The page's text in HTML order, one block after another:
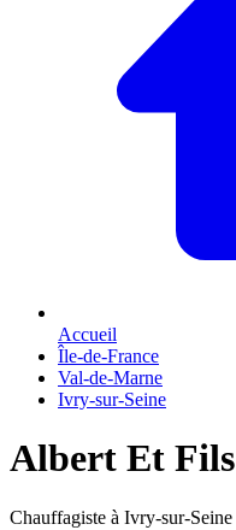
Accueil
Île-de-France
Val-de-Marne
Ivry-sur-Seine
Albert Et Fils
Chauffagiste à Ivry-sur-Seine